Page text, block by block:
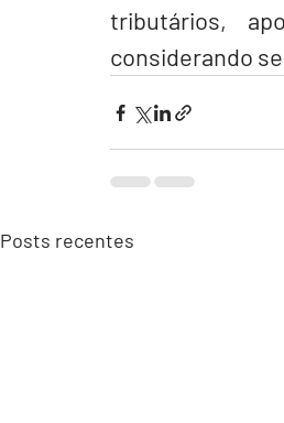
tributários,
considerando
Posts recentes